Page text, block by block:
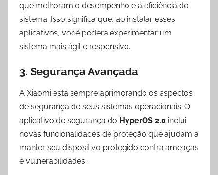
que melhoram o desempenho e a eficiência do
sistema. Isso significa que, ao instalar esses
aplicativos, você poderá experimentar um
sistema mais ágil e responsivo.
3. Segurança Avançada
A Xiaomi está sempre aprimorando os aspectos
de segurança de seus sistemas operacionais. O
aplicativo de segurança do HyperOS 2.0 inclui
novas funcionalidades de proteção que ajudam a
manter seu dispositivo protegido contra ameaças
e vulnerabilidades.